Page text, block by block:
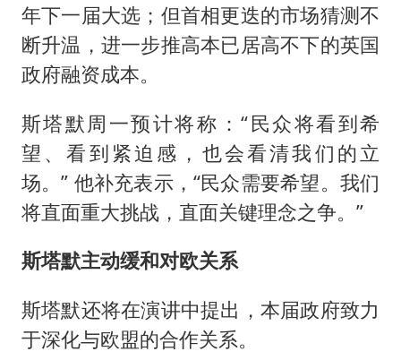
年下一届大选；但首相更迭的市场猜测不
断升温，进一步推高本已居高不下的英国
政府融资成本。
斯塔默周一预计将称：“民众将看到希
望、看到紧迫感，也会看清我们的立
场。” 他补充表示，“民众需要希望。我们
将直面重大挑战，直面关键理念之争。”
斯塔默主动缓和对欧关系
斯塔默还将在演讲中提出，本届政府致力
于深化与欧盟的合作关系。